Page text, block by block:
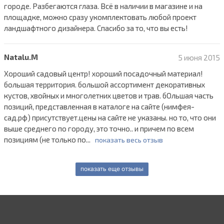
городе. Разбегаются глаза. Всё в наличии в магазине и на
площадке, можно сразу укомплектовать любой проект
ландшафтного дизайнера. Спасибо за то, что вы есть!
Natalu.M
5 июня 2015
Хороший садовый центр! хороший посадочный материал!
большая территория. большой ассортимент декоративных
кустов, хвойных и многолетних цветов и трав. бОльшая часть
позиций, представленная в каталоге на сайте (нимфея-
сад.рф) присутствует.цены на сайте не указаны. но то, что они
выше среднего по городу, это точно.. и причем по всем
позициям (не только по... показать весь отзыв
показать еще отзывы